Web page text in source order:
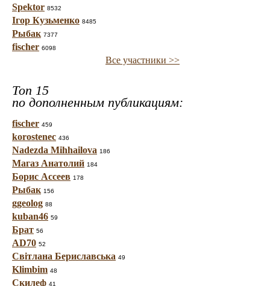
Spektor 8532
Ігор Кузьменко 8485
Рыбак 7377
fischer 6098
Все участники >>
Топ 15
по дополненным публикациям:
fischer 459
korostenec 436
Nadezda Mihhailova 186
Магаз Анатолий 184
Борис Ассеев 178
Рыбак 156
ggeolog 88
kuban46 59
Брат 56
AD70 52
Світлана Бериславська 49
Klimbim 48
Скилеф 41